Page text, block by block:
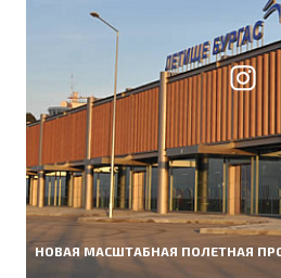
НОВАЯ МАСШТАБНАЯ ПОЛЕТНАЯ